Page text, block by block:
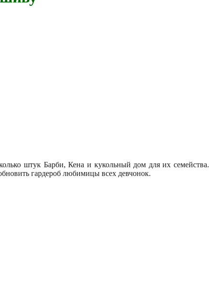
штук Барби, Кена и кукольный дом для их семейства.
гардероб любимицы всех девчонок.